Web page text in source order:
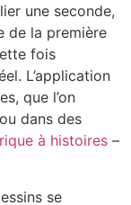
une seconde,
de la première
fois
L’application
que l’on
dans des
à histoires –
se